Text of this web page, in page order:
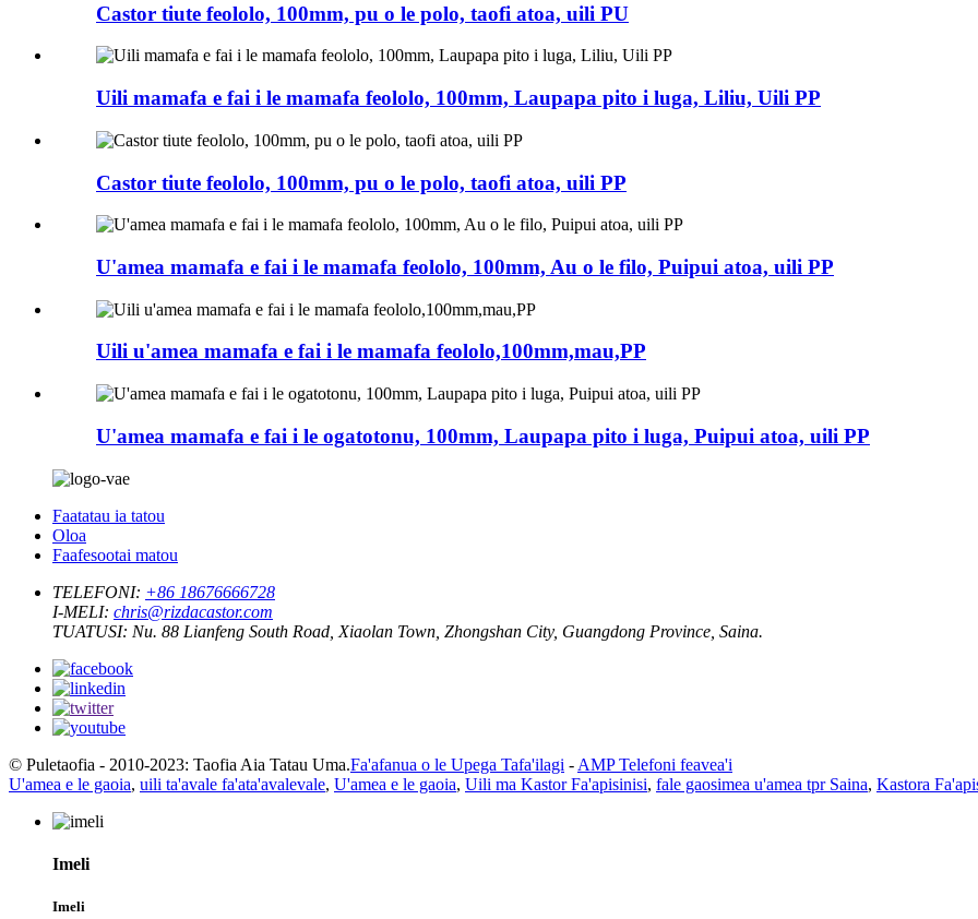
Castor tiute feololo, 100mm, pu o le polo, taofi atoa, uili PU
Uili mamafa e fai i le mamafa feololo, 100mm, Laupapa pito i luga, Liliu, Uili PP
Castor tiute feololo, 100mm, pu o le polo, taofi atoa, uili PP
U'amea mamafa e fai i le mamafa feololo, 100mm, Au o le filo, Puipui atoa, uili PP
Uili u'amea mamafa e fai i le mamafa feololo,100mm,mau,PP
U'amea mamafa e fai i le ogatotonu, 100mm, Laupapa pito i luga, Puipui atoa, uili PP
Faatatau ia tatou
Oloa
Faafesootai matou
TELEFONI: +86 18676666728
I-MELI: chris@rizdacastor.com
TUATUSI: Nu. 88 Lianfeng South Road, Xiaolan Town, Zhongshan City, Guangdong Province, Saina.
© Puletaofia - 2010-2023: Taofia Aia Tatau Uma.Fa'afanua o le Upega Tafa'ilagi - AMP Telefoni feavea'i
U'amea e le gaoia, uili ta'avale fa'ata'avalevale, U'amea e le gaoia, Uili ma Kastor Fa'apisinisi, fale gaosimea u'amea tpr Saina, Kastora
Imeli
Imeli